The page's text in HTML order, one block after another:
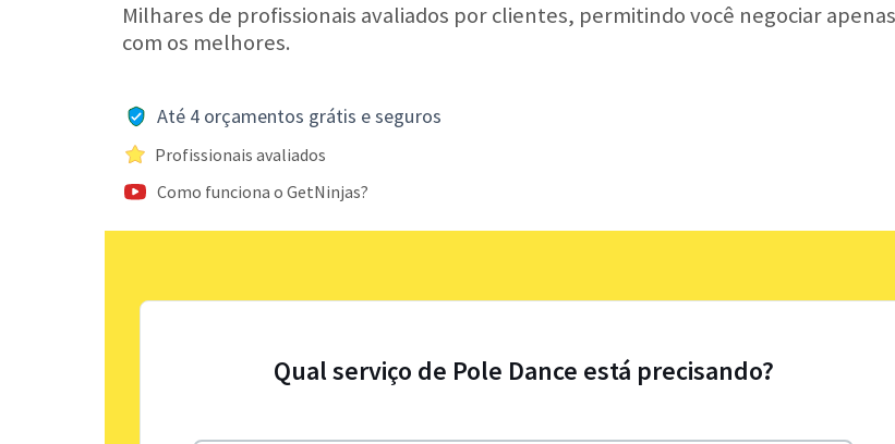
Milhares de profissionais avaliados por clientes, permitindo você negociar apenas
com os melhores.
Até 4 orçamentos grátis e seguros
Profissionais avaliados
Como funciona o GetNinjas?
Qual serviço de Pole Dance está precisando?